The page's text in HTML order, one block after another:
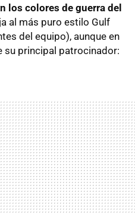
los colores de guerra del
al más puro estilo Gulf
del equipo), aunque en
su principal patrocinador: